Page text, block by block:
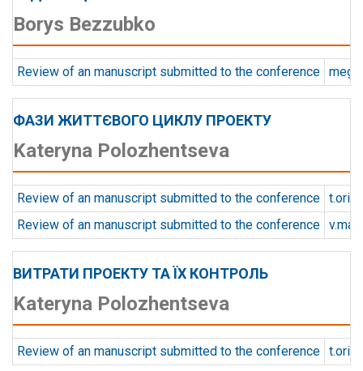
Borys Bezzubko
Review of an manuscript submitted to the conference
ФАЗИ ЖИТТЄВОГО ЦИКЛУ ПРОЕКТУ
Kateryna Polozhentseva
Review of an manuscript submitted to the conference
Review of an manuscript submitted to the conference
ВИТРАТИ ПРОЕКТУ ТА ЇХ КОНТРОЛЬ
Kateryna Polozhentseva
Review of an manuscript submitted to the conference